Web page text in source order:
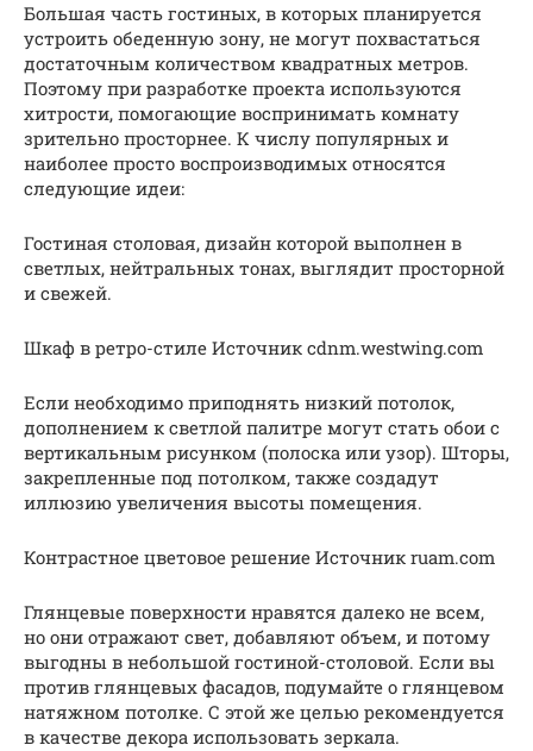
Большая часть гостиных, в которых планируется
устроить обеденную зону, не могут похвастаться
достаточным количеством квадратных метров.
Поэтому при разработке проекта используются
хитрости, помогающие воспринимать комнату
зрительно просторнее. К числу популярных и
наиболее просто воспроизводимых относятся
следующие идеи:
Гостиная столовая, дизайн которой выполнен в
светлых, нейтральных тонах, выглядит просторной
и свежей.
Шкаф в ретро-стиле Источник cdnm.westwing.com
Если необходимо приподнять низкий потолок,
дополнением к светлой палитре могут стать обои с
вертикальным рисунком (полоска или узор). Шторы,
закрепленные под потолком, также создадут
иллюзию увеличения высоты помещения.
Контрастное цветовое решение Источник ruam.com
Глянцевые поверхности нравятся далеко не всем,
но они отражают свет, добавляют объем, и потому
выгодны в небольшой гостиной-столовой. Если вы
против глянцевых фасадов, подумайте о глянцевом
натяжном потолке. С этой же целью рекомендуется
в качестве декора использовать зеркала.